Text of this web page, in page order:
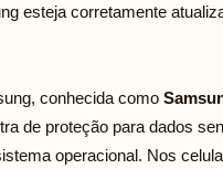
esteja corretamente
conhecida como
de proteção para dados
operacional. Nos